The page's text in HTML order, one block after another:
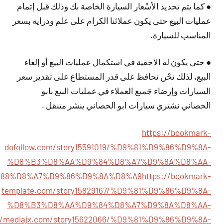
● كما يتم تحديد الأسْعار السيارة الخاصة بك وذلك قبل إتمام
عمليات البيع حتى يكون عملائنا الكرام على علم ودراية بسعر
المناسب للسيارة.
● حتى يكون له الاحقية في استكمال عمليات البيع أو إلغاء
البيع، لذلك نحْن نحافظ على قدر المستطاع على تقدير سعر
السيارات وإرضاء جَميع العملاء في عمليات البيع بابو
الحصاني نشتري سيارات ابو الحصاني ينشر متنقل .
https://bookmark-
dofollow.com/story15591019/%D9%81%D9%86%D9%8A-
%D8%B3%D8%AA%D9%84%D8%A7%D9%8A%D8%AA-
https://bookmark-
template.com/story15829167/%D9%81%D9%86%D9%8A-
%D8%B3%D8%AA%D9%84%D8%A7%D9%8A%D8%AA-
story15622066/%D9%81%D9%86%D9%8A-